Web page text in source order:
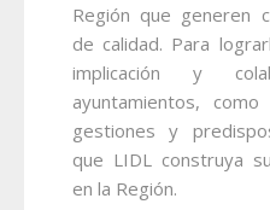
Región que generen
de calidad. Para
implicación y
ayuntamientos,
gestiones y
que LIDL construya
en la Región.